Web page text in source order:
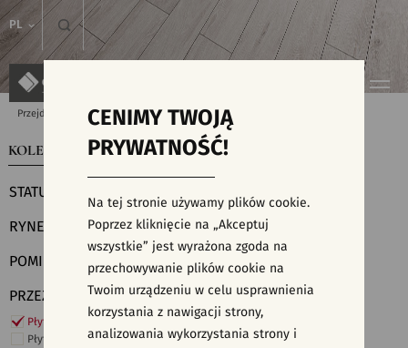
PL
Przejdź do strony głównej Kolekcje
KOLEKCJE WYSZUKIWARKA PŁYTEK
STATUS
RYNEK
POMIESZCZENIE
PRZEZNACZENIE
Płytki ścienne
Płytki podłogowe
CENIMY TWOJĄ
PRYWATNOŚĆ!
Na tej stronie używamy plików cookie.
Poprzez kliknięcie na „Akceptuj
wszystkie” jest wyrażona zgoda na
przechowywanie plików cookie na
Twoim urządzeniu w celu usprawnienia
korzystania z nawigacji strony,
analizowania wykorzystania strony i